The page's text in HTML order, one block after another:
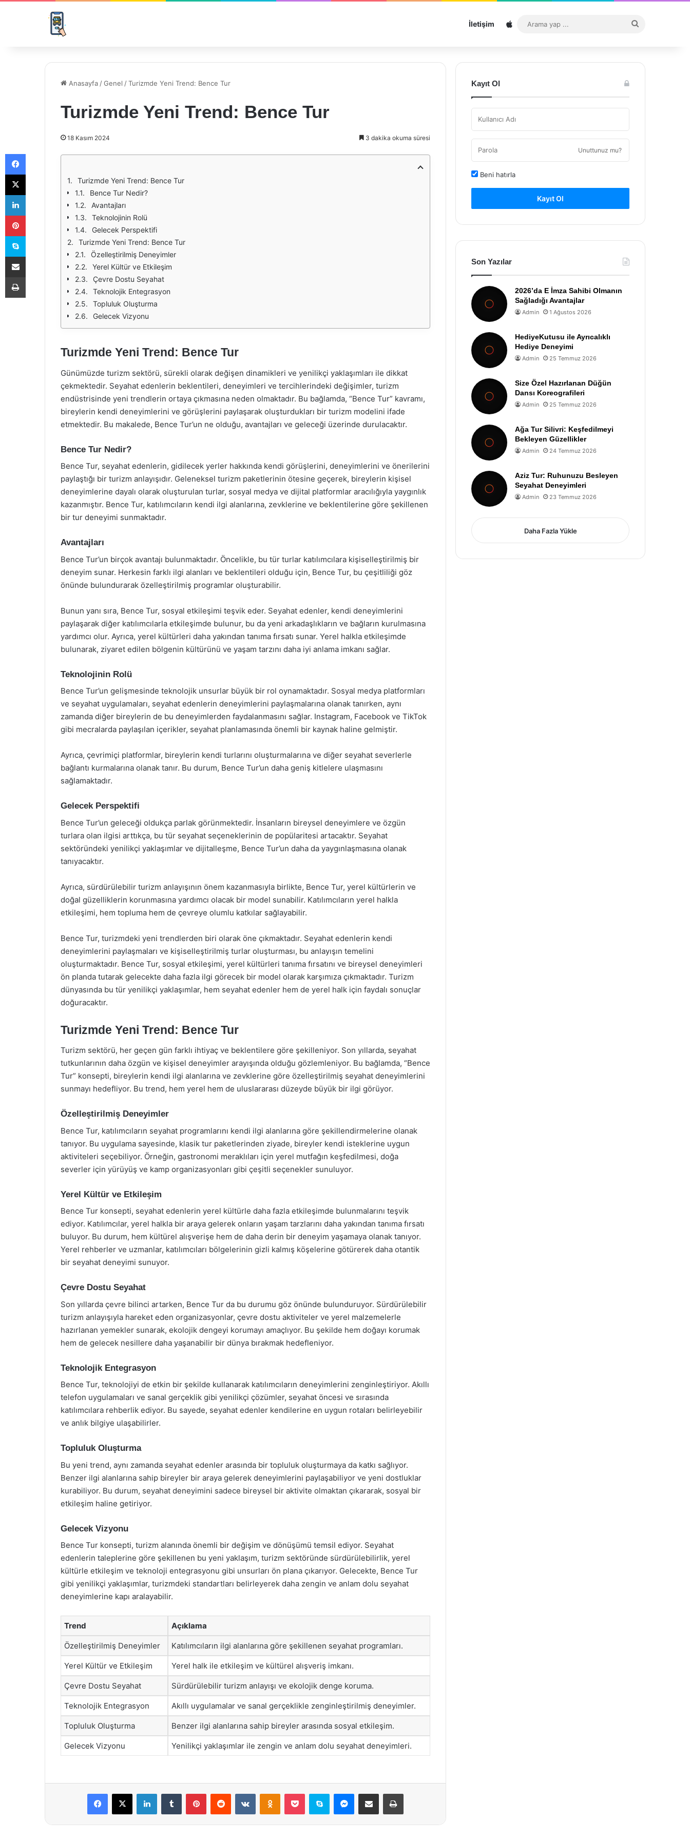
İletişim Sitemap
...
Anasayfa /Genel /Turizmde Yeni Trend: Bence Tur
Turizmde Yeni Trend: Bence Tur
18 Kasım 2024 3 dakika okuma süresi
Turizmde Yeni Trend: Bence Tur
Bence Tur Nedir?
Avantajları
Teknolojinin Rolü
Gelecek Perspektifi
Turizmde Yeni Trend: Bence Tur
Özelleştirilmiş Deneyimler
Yerel Kültür ve Etkileşim
Çevre Dostu Seyahat
Teknolojik Entegrasyon
Topluluk Oluşturma
Gelecek Vizyonu
Turizmde Yeni Trend: Bence Tur
Günümüzde turizm sektörü, sürekli olarak değişen dinamikleri ve yenilikçi yaklaşımları ile dikkat
çekmektedir. Seyahat edenlerin beklentileri, deneyimleri ve tercihlerindeki değişimler, turizm
endüstrisinde yeni trendlerin ortaya çıkmasına neden olmaktadır. Bu bağlamda, “Bence Tur” kavramı,
bireylerin kendi deneyimlerini ve görüşlerini paylaşarak oluşturdukları bir turizm modelini ifade
etmektedir. Bu makalede, Bence Tur’un ne olduğu, avantajları ve geleceği üzerinde durulacaktır.
Bence Tur Nedir?
Bence Tur, seyahat edenlerin, gidilecek yerler hakkında kendi görüşlerini, deneyimlerini ve önerilerini
paylaştığı bir turizm anlayışıdır. Geleneksel turizm paketlerinin ötesine geçerek, bireylerin kişisel
deneyimlerine dayalı olarak oluşturulan turlar, sosyal medya ve dijital platformlar aracılığıyla yaygınlık
kazanmıştır. Bence Tur, katılımcıların kendi ilgi alanlarına, zevklerine ve beklentilerine göre şekillenen
bir tur deneyimi sunmaktadır.
Avantajları
Bence Tur’un birçok avantajı bulunmaktadır. Öncelikle, bu tür turlar katılımcılara kişiselleştirilmiş bir
deneyim sunar. Herkesin farklı ilgi alanları ve beklentileri olduğu için, Bence Tur, bu çeşitliliği göz
önünde bulundurarak özelleştirilmiş programlar oluşturabilir.
Bunun yanı sıra, Bence Tur, sosyal etkileşimi teşvik eder. Seyahat edenler, kendi deneyimlerini
paylaşarak diğer katılımcılarla etkileşimde bulunur, bu da yeni arkadaşlıkların ve bağların kurulmasına
yardımcı olur. Ayrıca, yerel kültürleri daha yakından tanıma fırsatı sunar. Yerel halkla etkileşimde
bulunarak, ziyaret edilen bölgenin kültürünü ve yaşam tarzını daha iyi anlama imkanı sağlar.
Teknolojinin Rolü
Bence Tur’un gelişmesinde teknolojik unsurlar büyük bir rol oynamaktadır. Sosyal medya platformları
ve seyahat uygulamaları, seyahat edenlerin deneyimlerini paylaşmalarına olanak tanırken, aynı
zamanda diğer bireylerin de bu deneyimlerden faydalanmasını sağlar. Instagram, Facebook ve TikTok
gibi mecralarda paylaşılan içerikler, seyahat planlamasında önemli bir kaynak haline gelmiştir.
Ayrıca, çevrimiçi platformlar, bireylerin kendi turlarını oluşturmalarına ve diğer seyahat severlerle
bağlantı kurmalarına olanak tanır. Bu durum, Bence Tur’un daha geniş kitlelere ulaşmasını
sağlamaktadır.
Gelecek Perspektifi
Bence Tur’un geleceği oldukça parlak görünmektedir. İnsanların bireysel deneyimlere ve özgün
turlara olan ilgisi arttıkça, bu tür seyahat seçeneklerinin de popülaritesi artacaktır. Seyahat
sektöründeki yenilikçi yaklaşımlar ve dijitalleşme, Bence Tur’un daha da yaygınlaşmasına olanak
tanıyacaktır.
Ayrıca, sürdürülebilir turizm anlayışının önem kazanmasıyla birlikte, Bence Tur, yerel kültürlerin ve
doğal güzelliklerin korunmasına yardımcı olacak bir model sunabilir. Katılımcıların yerel halkla
etkileşimi, hem topluma hem de çevreye olumlu katkılar sağlayabilir.
Bence Tur, turizmdeki yeni trendlerden biri olarak öne çıkmaktadır. Seyahat edenlerin kendi
deneyimlerini paylaşmaları ve kişiselleştirilmiş turlar oluşturması, bu anlayışın temelini
oluşturmaktadır. Bence Tur, sosyal etkileşimi, yerel kültürleri tanıma fırsatını ve bireysel deneyimleri
ön planda tutarak gelecekte daha fazla ilgi görecek bir model olarak karşımıza çıkmaktadır. Turizm
dünyasında bu tür yenilikçi yaklaşımlar, hem seyahat edenler hem de yerel halk için faydalı sonuçlar
doğuracaktır.
Turizmde Yeni Trend: Bence Tur
Turizm sektörü, her geçen gün farklı ihtiyaç ve beklentilere göre şekilleniyor. Son yıllarda, seyahat
tutkunlarının daha özgün ve kişisel deneyimler arayışında olduğu gözlemleniyor. Bu bağlamda, “Bence
Tur” konsepti, bireylerin kendi ilgi alanlarına ve zevklerine göre özelleştirilmiş seyahat deneyimlerini
sunmayı hedefliyor. Bu trend, hem yerel hem de uluslararası düzeyde büyük bir ilgi görüyor.
Özelleştirilmiş Deneyimler
Bence Tur, katılımcıların seyahat programlarını kendi ilgi alanlarına göre şekillendirmelerine olanak
tanıyor. Bu uygulama sayesinde, klasik tur paketlerinden ziyade, bireyler kendi isteklerine uygun
aktiviteleri seçebiliyor. Örneğin, gastronomi meraklıları için yerel mutfağın keşfedilmesi, doğa
severler için yürüyüş ve kamp organizasyonları gibi çeşitli seçenekler sunuluyor.
Yerel Kültür ve Etkileşim
Bence Tur konsepti, seyahat edenlerin yerel kültürle daha fazla etkileşimde bulunmalarını teşvik
ediyor. Katılımcılar, yerel halkla bir araya gelerek onların yaşam tarzlarını daha yakından tanıma fırsatı
buluyor. Bu durum, hem kültürel alışverişe hem de daha derin bir deneyim yaşamaya olanak tanıyor.
Yerel rehberler ve uzmanlar, katılımcıları bölgelerinin gizli kalmış köşelerine götürerek daha otantik
bir seyahat deneyimi sunuyor.
Çevre Dostu Seyahat
Son yıllarda çevre bilinci artarken, Bence Tur da bu durumu göz önünde bulunduruyor. Sürdürülebilir
turizm anlayışıyla hareket eden organizasyonlar, çevre dostu aktiviteler ve yerel malzemelerle
hazırlanan yemekler sunarak, ekolojik dengeyi korumayı amaçlıyor. Bu şekilde hem doğayı korumak
hem de gelecek nesillere daha yaşanabilir bir dünya bırakmak hedefleniyor.
Teknolojik Entegrasyon
Bence Tur, teknolojiyi de etkin bir şekilde kullanarak katılımcıların deneyimlerini zenginleştiriyor. Akıllı
telefon uygulamaları ve sanal gerçeklik gibi yenilikçi çözümler, seyahat öncesi ve sırasında
katılımcılara rehberlik ediyor. Bu sayede, seyahat edenler kendilerine en uygun rotaları belirleyebilir
ve anlık bilgiye ulaşabilirler.
Topluluk Oluşturma
Bu yeni trend, aynı zamanda seyahat edenler arasında bir topluluk oluşturmaya da katkı sağlıyor.
Benzer ilgi alanlarına sahip bireyler bir araya gelerek deneyimlerini paylaşabiliyor ve yeni dostluklar
kurabiliyor. Bu durum, seyahat deneyimini sadece bireysel bir aktivite olmaktan çıkararak, sosyal bir
etkileşim haline getiriyor.
Gelecek Vizyonu
Bence Tur konsepti, turizm alanında önemli bir değişim ve dönüşümü temsil ediyor. Seyahat
edenlerin taleplerine göre şekillenen bu yeni yaklaşım, turizm sektöründe sürdürülebilirlik, yerel
kültürle etkileşim ve teknoloji entegrasyonu gibi unsurları ön plana çıkarıyor. Gelecekte, Bence Tur
gibi yenilikçi yaklaşımlar, turizmdeki standartları belirleyerek daha zengin ve anlam dolu seyahat
deneyimlerine kapı aralayabilir.
Trend Açıklama
Özelleştirilmiş Deneyimler Katılımcıların ilgi alanlarına göre şekillenen seyahat programları.
Yerel Kültür ve Etkileşim Yerel halk ile etkileşim ve kültürel alışveriş imkanı.
Çevre Dostu Seyahat Sürdürülebilir turizm anlayışı ve ekolojik denge koruma.
Teknolojik Entegrasyon Akıllı uygulamalar ve sanal gerçeklikle zenginleştirilmiş deneyimler.
Topluluk Oluşturma Benzer ilgi alanlarına sahip bireyler arasında sosyal etkileşim.
Gelecek Vizyonu Yenilikçi yaklaşımlar ile zengin ve anlam dolu seyahat deneyimleri.
Facebook
X LinkedInTumblr PinterestReddit VKontakteOdnoklassniki
Pocket Skype Messenger
E-Posta ile paylaş Yazdır
Kayıt Ol
Unuttunuz mu?
Beni hatırla
Kayıt Ol
Son Yazılar
2026’da E İmza Sahibi Olmanın
Sağladığı Avantajlar
Admin 1 Ağustos 2026
HediyeKutusu ile Ayrıcalıklı
Hediye Deneyimi
Admin 25 Temmuz 2026
Size Özel Hazırlanan Düğün
Dansı Koreografileri
Admin 25 Temmuz 2026
Ağa Tur Silivri: Keşfedilmeyi
Bekleyen Güzellikler
Admin 24 Temmuz 2026
Aziz Tur: Ruhunuzu Besleyen
Seyahat Deneyimleri
Admin 23 Temmuz 2026
Daha Fazla Yükle
Facebook
X
LinkedIn
Pinterest
Skype
E-Posta ile paylaş